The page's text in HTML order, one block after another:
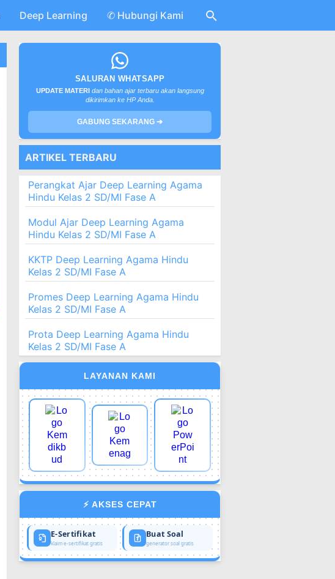
Deep Learning ✆ Hubungi Kami
SALURAN WHATSAPP
UPDATE MATERI dan bahan ajar terbaru akan langsung
dikirimkan ke HP Anda.
GABUNG SEKARANG ➔
ARTIKEL TERBARU
Perangkat Ajar Deep Learning Agama
Hindu Kelas 2 SD/MI Fase A
Modul Ajar Deep Learning Agama
Hindu Kelas 2 SD/MI Fase A
KKTP Deep Learning Agama Hindu
Kelas 2 SD/MI Fase A
Promes Deep Learning Agama Hindu
Kelas 2 SD/MI Fase A
Prota Deep Learning Agama Hindu
Kelas 2 SD/MI Fase A
LAYANAN KAMI
⚡ AKSES CEPAT
E-Sertifikat
klaim e-sertifikat gratis
Buat Soal
generator soal gratis